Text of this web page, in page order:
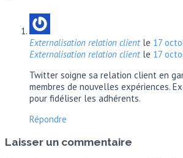
Externalisation relation clientle 17
Externalisation relation clientle 17
Twitter soigne sa relation client en
membres de nouvelles expériences.
pour fidéliser les adhérents.
Répondre
Laisser un commentaire